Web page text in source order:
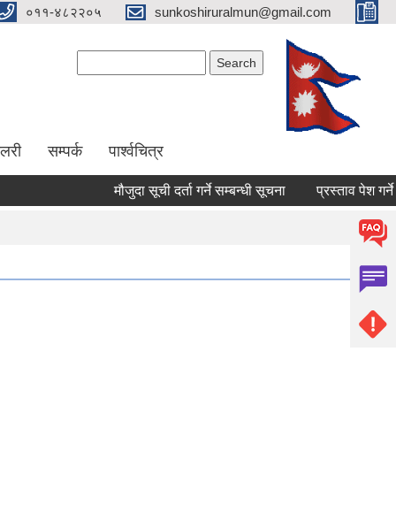
०११-४८२२०५ sunkoshiruralmun@gmail.com
सम्पर्क पार्श्वचित्र
मौजुदा सूची दर्ता गर्ने सम्बन्धी सूचना प्रस्ताव पेश गर्ने